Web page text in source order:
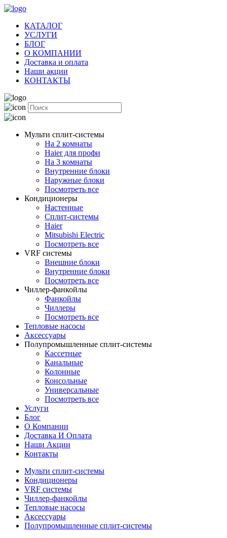
КАТАЛОГ
УСЛУГИ
БЛОГ
О КОМПАНИИ
Доставка и оплата
Наши акции
КОНТАКТЫ
Мульти сплит-системы
На 2 комнаты
Haier для профи
На 3 комнаты
Внутренние блоки
Наружные блоки
Посмотреть все
Кондиционеры
Настенные
Сплит-системы
Haier
Mitsubishi Electric
Посмотреть все
VRF системы
Внешние блоки
Внутренние блоки
Посмотреть все
Чиллер-фанкойлы
Фанкойлы
Чиллеры
Посмотреть все
Тепловые насосы
Аксессуары
Полупромышленные сплит-системы
Кассетные
Канальные
Колонные
Консольные
Универсальные
Посмотреть все
Услуги
Блог
О Компании
Доставка И Оплата
Наши Акции
Контакты
Мульти сплит-системы
Кондиционеры
VRF системы
Чиллер-фанкойлы
Тепловые насосы
Аксессуары
Полупромышленные сплит-системы